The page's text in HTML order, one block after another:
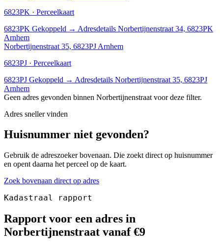
6823PK · Perceelkaart
6823PK Gekoppeld → Adresdetails Norbertijnenstraat 34, 6823PK
Arnhem
Norbertijnenstraat 35, 6823PJ Arnhem
6823PJ · Perceelkaart
6823PJ Gekoppeld → Adresdetails Norbertijnenstraat 35, 6823PJ
Arnhem
Geen adres gevonden binnen Norbertijnenstraat voor deze filter.
Adres sneller vinden
Huisnummer niet gevonden?
Gebruik de adreszoeker bovenaan. Die zoekt direct op huisnummer
en opent daarna het perceel op de kaart.
Zoek bovenaan direct op adres
Kadastraal rapport
Rapport voor een adres in
Norbertijnenstraat vanaf €9